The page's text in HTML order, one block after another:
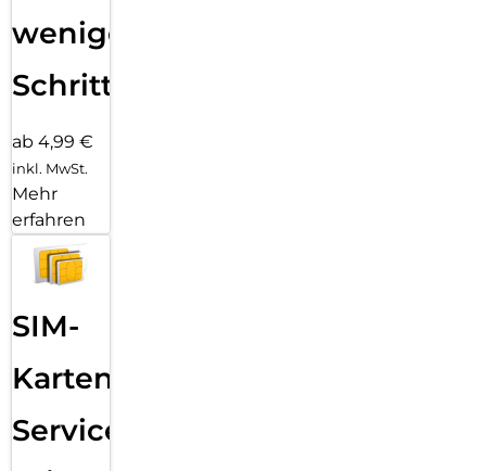
wenigen
Schritten
ab 4,99 €
inkl. MwSt.
Mehr
erfahren
SIM-
Karten
Service: